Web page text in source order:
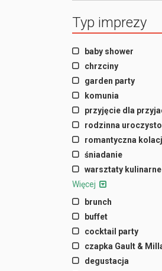
Typ imprezy
baby shower
chrzciny
garden party
komunia
przyjęcie dla
rodzinna
romantyczna
śniadanie
warsztaty kulinarne
Więcej
brunch
buffet
cocktail party
czapka Gault &
degustacja